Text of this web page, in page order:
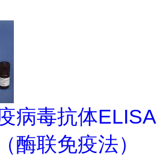
病毒抗体ELISA
酶联免疫法）